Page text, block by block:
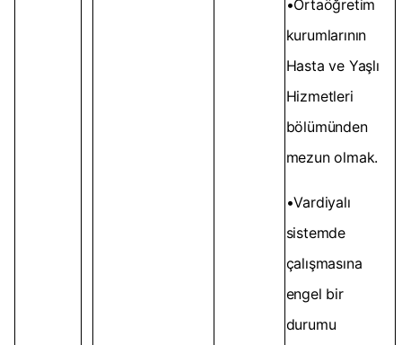
•Ortaöğretim
kurumlarının
Hasta ve Yaşlı
Hizmetleri
bölümünden
mezun olmak.
•Vardiyalı
sistemde
çalışmasına
engel bir
durumu